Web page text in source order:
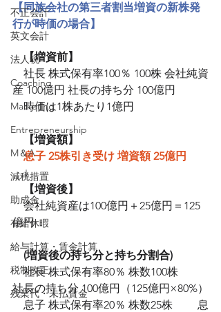
不正会計
英文会計
法人税
Coaching
Marketing
Entrepreneurship
M＆A
減税措置
助成金
有給休暇
給与計算・賃金計算
税制改正
残業代・未払賃金
【同族会社の第三者割当増資の新株発
行が時価の場合】
【増資前】
社長 株式保有率100％ 100株 会社純資
産 100億円 社長の持ち分 100億円
時価は1株あたり1億円
【増資額】
息子 25株引き受け 増資額 25億円
↓
【増資後】
会社純資産は100億円＋25億円＝125
億円
(増資後の持ち分と持ち分割合)
社長 株式保有率80％ 株数100株
社長の持ち分 100億円（125億円×80%）
息子 株式保有率20％ 株数25株 　　息